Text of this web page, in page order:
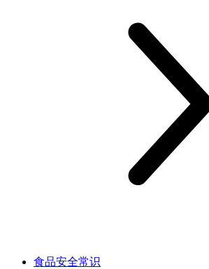
食品安全常识